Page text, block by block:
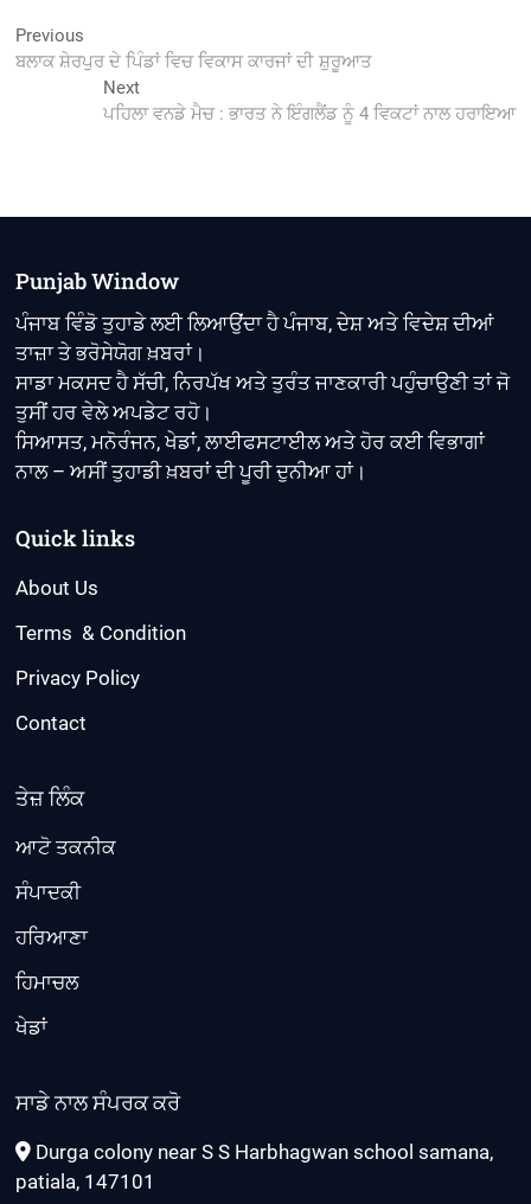
Post
navigation
Previous
post:
ਬਲਾਕ ਸ਼ੇਰਪੁਰ ਦੇ ਪਿੰਡਾਂ ਵਿਚ ਵਿਕਾਸ ਕਾਰਜਾਂ ਦੀ ਸ਼ੁਰੂਆਤ
NextNext
post:
ਪਹਿਲਾ ਵਨਡੇ ਮੈਚ : ਭਾਰਤ ਨੇ ਇੰਗਲੈਂਡ ਨੂੰ 4 ਵਿਕਟਾਂ ਨਾਲ ਹਰਾਇਆ
Punjab Window
ਪੰਜਾਬ ਵਿੰਡੋ ਤੁਹਾਡੇ ਲਈ ਲਿਆਉਂਦਾ ਹੈ ਪੰਜਾਬ, ਦੇਸ਼ ਅਤੇ ਵਿਦੇਸ਼ ਦੀਆਂ
ਤਾਜ਼ਾ ਤੇ ਭਰੋਸੇਯੋਗ ਖ਼ਬਰਾਂ।
ਸਾਡਾ ਮਕਸਦ ਹੈ ਸੱਚੀ, ਨਿਰਪੱਖ ਅਤੇ ਤੁਰੰਤ ਜਾਣਕਾਰੀ ਪਹੁੰਚਾਉਣੀ ਤਾਂ ਜੋ
ਤੁਸੀਂ ਹਰ ਵੇਲੇ ਅਪਡੇਟ ਰਹੋ।
ਸਿਆਸਤ, ਮਨੋਰੰਜਨ, ਖੇਡਾਂ, ਲਾਈਫਸਟਾਈਲ ਅਤੇ ਹੋਰ ਕਈ ਵਿਭਾਗਾਂ
ਨਾਲ – ਅਸੀਂ ਤੁਹਾਡੀ ਖ਼ਬਰਾਂ ਦੀ ਪੂਰੀ ਦੁਨੀਆ ਹਾਂ।
Quick links
About Us
Terms & Condition
Privacy Policy
Contact
ਤੇਜ਼ ਲਿੰਕ
ਆਟੋ ਤਕਨੀਕ
ਸੰਪਾਦਕੀ
ਹਰਿਆਣਾ
ਹਿਮਾਚਲ
ਖੇਡਾਂ
ਸਾਡੇ ਨਾਲ ਸੰਪਰਕ ਕਰੋ
Durga colony near S S Harbhagwan school samana,
patiala, 147101